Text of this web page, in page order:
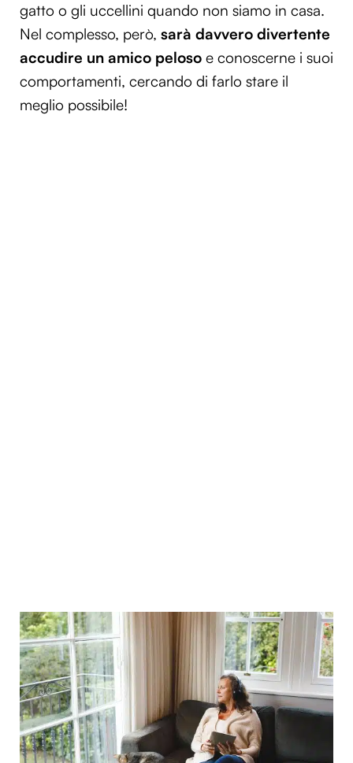
gatto o gli uccellini quando non siamo in casa.
Nel complesso, però, sarà davvero divertente
accudire un amico peloso e conoscerne i suoi
comportamenti, cercando di farlo stare il
meglio possibile!